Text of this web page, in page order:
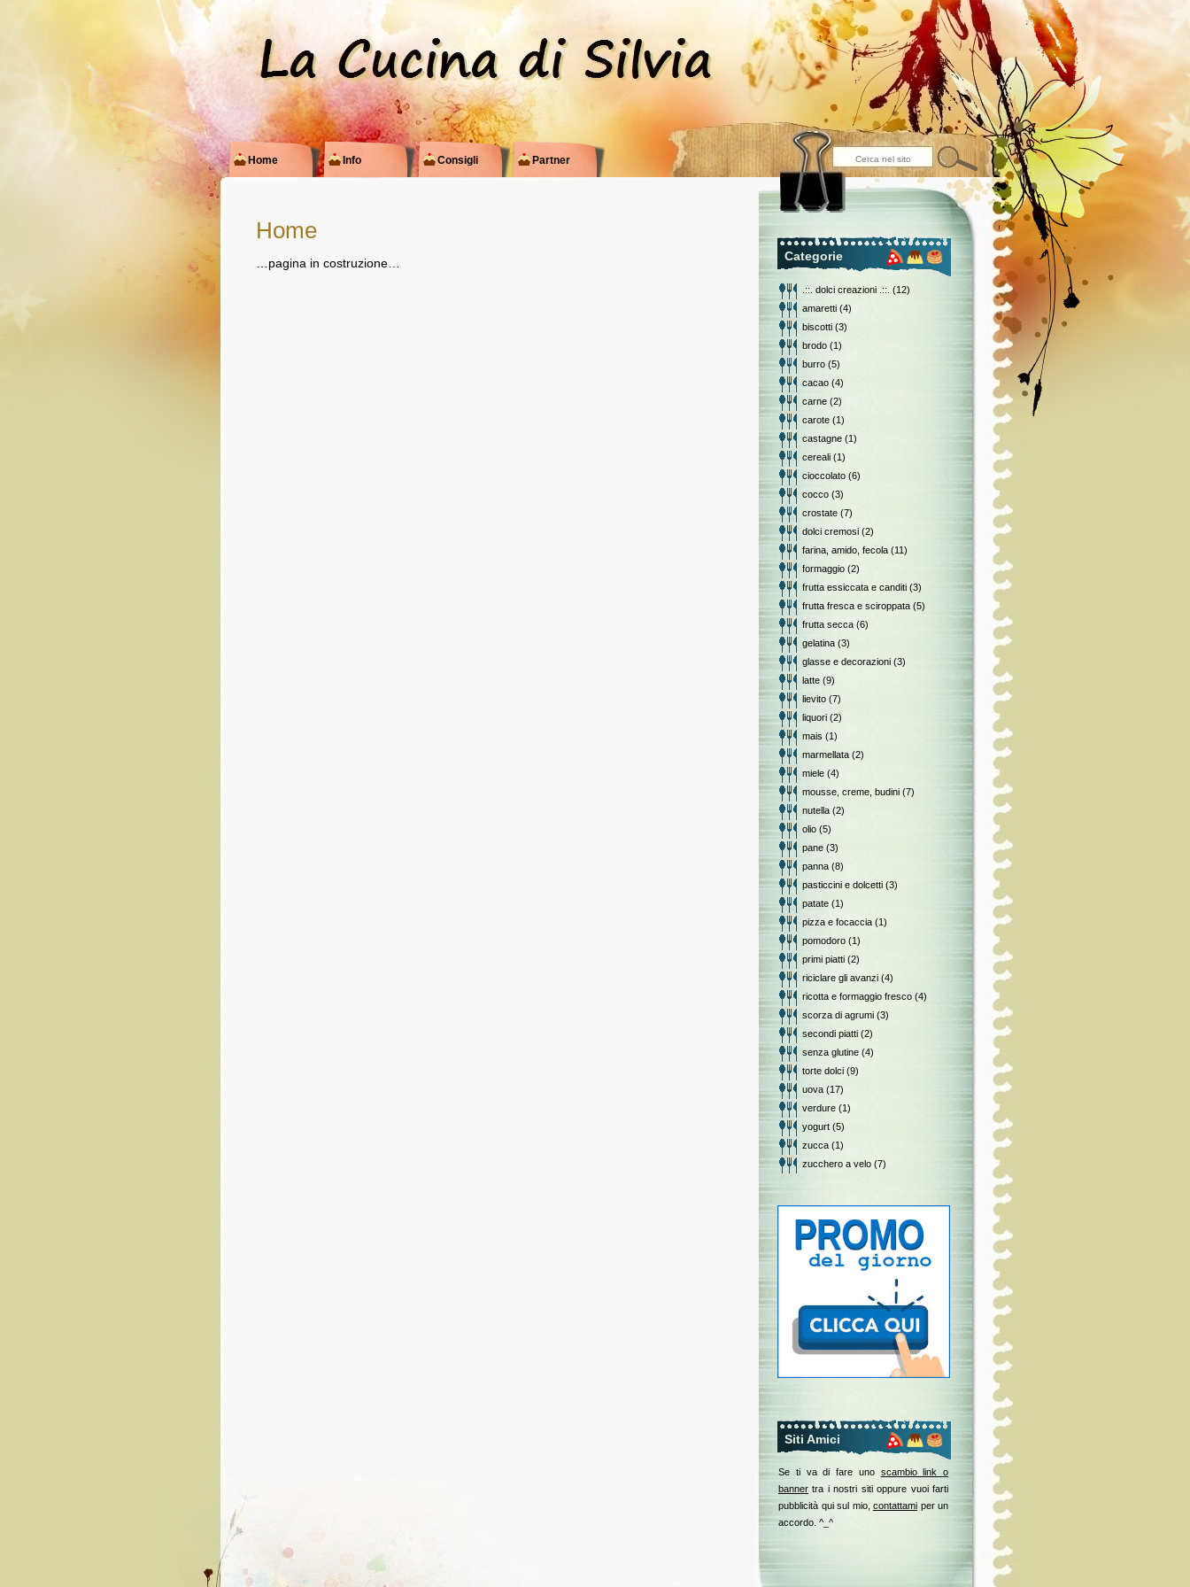
Home Info Consigli Partner
Home
…pagina in costruzione… Categorie
.::. dolci creazioni .::. (12)
amaretti (4)
biscotti (3)
brodo (1)
burro (5)
cacao (4)
carne (2)
carote (1)
castagne (1)
cereali (1)
cioccolato (6)
cocco (3)
crostate (7)
dolci cremosi (2)
farina, amido, fecola (11)
formaggio (2)
frutta essiccata e canditi (3)
frutta fresca e sciroppata (5)
frutta secca (6)
gelatina (3)
glasse e decorazioni (3)
latte (9)
lievito (7)
liquori (2)
mais (1)
marmellata (2)
miele (4)
mousse, creme, budini (7)
nutella (2)
olio (5)
pane (3)
panna (8)
pasticcini e dolcetti (3)
patate (1)
pizza e focaccia (1)
pomodoro (1)
primi piatti (2)
riciclare gli avanzi (4)
ricotta e formaggio fresco (4)
scorza di agrumi (3)
secondi piatti (2)
senza glutine (4)
torte dolci (9)
uova (17)
verdure (1)
yogurt (5)
zucca (1)
zucchero a velo (7)
Siti Amici
Se ti va di fare uno scambio link o
banner tra i nostri siti oppure vuoi farti
pubblicità qui sul mio, contattami per un
accordo. ^_^